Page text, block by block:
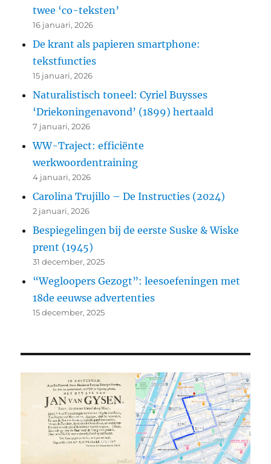
twee ‘co-teksten’
16 januari, 2026
De krant als papieren smartphone:
tekstfuncties
15 januari, 2026
Naturalistisch toneel: Cyriel Buysses
‘Driekoningenavond’ (1899) hertaald
7 januari, 2026
WW-Traject: efficiënte
werkwoordentraining
4 januari, 2026
Carolina Trujillo – De Instructies (2024)
2 januari, 2026
Bespiegelingen bij de eerste Suske & Wiske
prent (1945)
31 december, 2025
“Wegloopers Gezogt”: leesoefeningen met
18de eeuwse advertenties
15 december, 2025